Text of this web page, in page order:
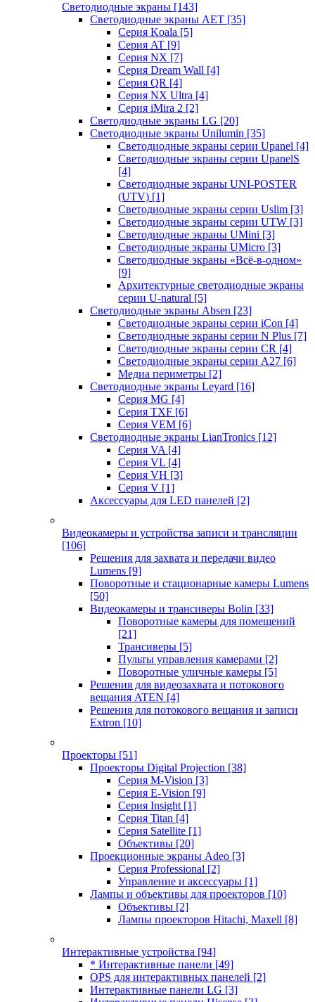
Светодиодные экраны [143]
Светодиодные экраны AET [35]
Cерия Koala [5]
Серия AT [9]
Серия NX [7]
Серия Dream Wall [4]
Серия QR [4]
Серия NX Ultra [4]
Серия iMira 2 [2]
Светодиодные экраны LG [20]
Светодиодные экраны Unilumin [35]
Светодиодные экраны серии Upanel [4]
Светодиодные экраны серии UpanelS
[4]
Светодиодные экраны UNI-POSTER
(UTV) [1]
Светодиодные экраны серии Uslim [3]
Светодиодные экраны серии UTW [3]
Светодиодные экраны UMini [3]
Светодиодные экраны UMicro [3]
Светодиодные экраны «Всё-в-одном»
[9]
Архитектурные светодиодные экраны
серии U-natural [5]
Светодиодные экраны Absen [23]
Светодиодные экраны серии iCon [4]
Светодиодные экраны серии N Plus [7]
Светодиодные экраны серии CR [4]
Светодиодные экраны серии А27 [6]
Медиа периметры [2]
Светодиодные экраны Leyard [16]
Серия MG [4]
Серия TXF [6]
Серия VEM [6]
Светодиодные экраны LianTronics [12]
Серия VA [4]
Серия VL [4]
Серия VH [3]
Серия V [1]
Аксессуары для LED панелей [2]
Видеокамеры и устройства записи и трансляции
[106]
Решения для захвата и передачи видео
Lumens [9]
Поворотные и стационарные камеры Lumens
[50]
Видеокамеры и трансиверы Bolin [33]
Поворотные камеры для помещений
[21]
Трансиверы [5]
Пульты управления камерами [2]
Поворотные уличные камеры [5]
Решения для видеозахвата и потокового
вещания ATEN [4]
Решения для потокового вещания и записи
Extron [10]
Проекторы [51]
Проекторы Digital Projection [38]
Серия M-Vision [3]
Серия E-Vision [9]
Серия Insight [1]
Серия Titan [4]
Серия Satellite [1]
Объективы [20]
Проекционные экраны Adeo [3]
Серия Professional [2]
Управление и аксессуары [1]
Лампы и объективы для проекторов [10]
Объективы [2]
Лампы проекторов Hitachi, Maxell [8]
Интерактивные устройства [94]
* Интерактивные панели [49]
OPS для интерактивных панелей [2]
Интерактивные панели LG [3]